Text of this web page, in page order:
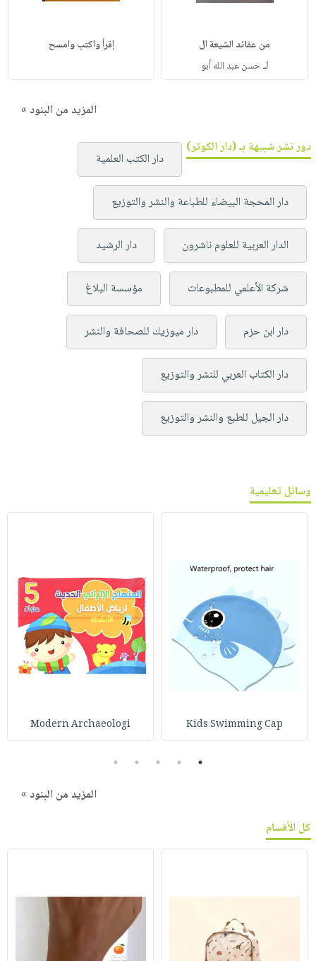
من عقائد الشيعة ال
لـحسن عبد الله أبو
إقرأ واكتب وامسح
المزيد من البنود »
دور نشر شبيهة بـ (دار الكوثر)
دار الكتب العلمية
دار المحجة البيضاء للطباعة والنشر والتوزيع
الدار العربية للعلوم ناشرون دار الرشيد
شركة الأعلمي للمطبوعات مؤسسة البلاغ
دار ابن حزم دار ميوزيك للصحافة والنشر
دار الكتاب العربي للنشر والتوزيع
دار الجيل للطبع والنشر والتوزيع
وسائل تعليمية
Kids Swimming Cap
Modern Archaeologi
1
2
3
4
5
المزيد من البنود »
كل الأقسام